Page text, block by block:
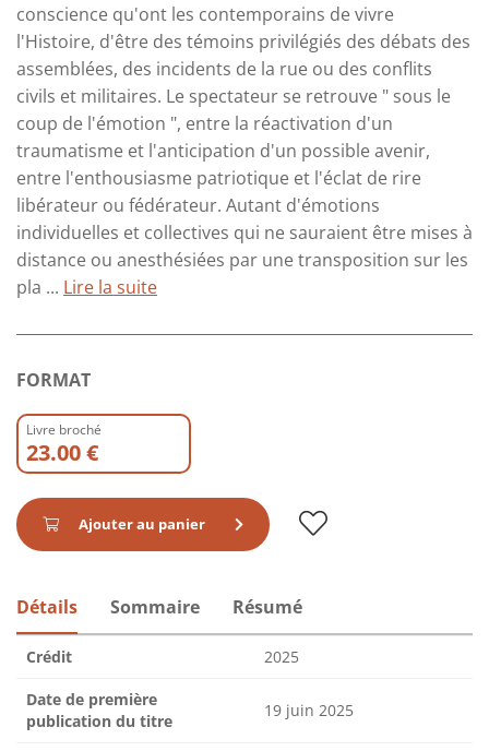
conscience qu'ont les contemporains de vivre
l'Histoire, d'être des témoins privilégiés des débats des
assemblées, des incidents de la rue ou des conflits
civils et militaires. Le spectateur se retrouve " sous le
coup de l'émotion ", entre la réactivation d'un
traumatisme et l'anticipation d'un possible avenir,
entre l'enthousiasme patriotique et l'éclat de rire
libérateur ou fédérateur. Autant d'émotions
individuelles et collectives qui ne sauraient être mises à
distance ou anesthésiées par une transposition sur les
pla ... Lire la suite
FORMAT
Livre broché
23.00 €
Ajouter au panier
Détails Sommaire Résumé
Crédit 2025
Date de première
publication du titre
19 juin 2025